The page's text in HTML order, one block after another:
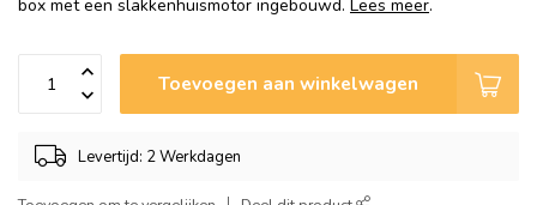
box met een slakkenhuismotor ingebouwd. Lees meer.
Toevoegen aan winkelwagen
Levertijd: 2 Werkdagen